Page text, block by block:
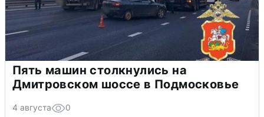
Пять машин столкнулись на
Дмитровском шоссе в Подмосковье
4 августа 0